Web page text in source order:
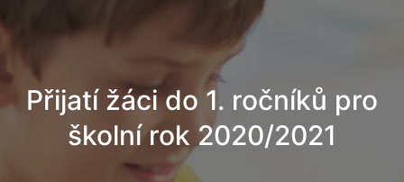
Přijatí žáci do 1. ročníků pro
školní rok 2020/2021